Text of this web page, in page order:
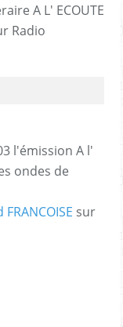
A L' ECOUTE
Radio
l'émission A l'
ondes de
sur